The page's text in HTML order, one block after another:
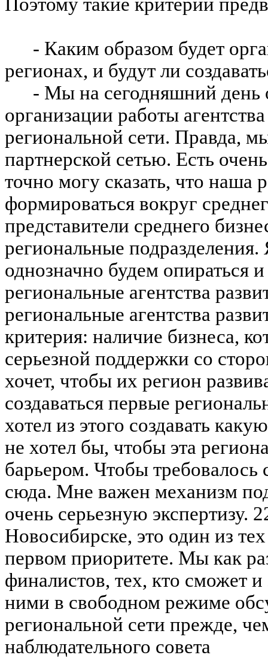
- Каким образом будет
регионах, и будут ли
- Мы на сегодняшний день
организации работы
региональной сети. Правда,
партнерской сетью. Есть
точно могу сказать, что наша
формироваться вокруг
представители среднего
региональные
однозначно будем опираться
региональные агентства
региональные агентства
критерия: наличие бизнеса,
серьезной поддержки со
хочет, чтобы их регион
создаваться первые
хотел из этого создавать
не хотел бы, чтобы эта
барьером. Чтобы требовалось
сюда. Мне важен механизм
очень серьезную
Новосибирске, это один из
первом приоритете. Мы как
финалистов, тех, кто сможет
ними в свободном режиме
региональной сети прежде,
наблюдательного совета